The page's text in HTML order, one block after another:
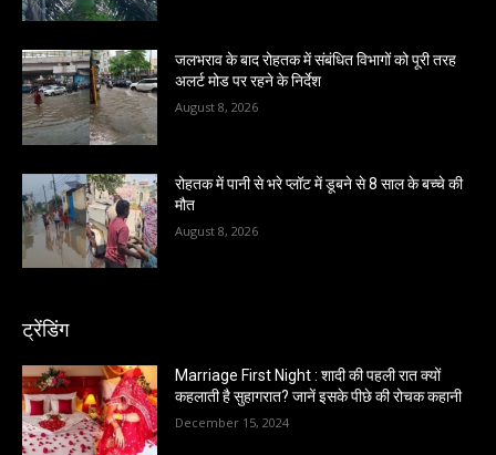
जलभराव के बाद रोहतक में संबंधित विभागों को पूरी तरह
अलर्ट मोड पर रहने के निर्देश
August 8, 2026
रोहतक में पानी से भरे प्लॉट में डूबने से 8 साल के बच्चे की
मौत
August 8, 2026
ट्रेंडिंग
Marriage First Night : शादी की पहली रात क्यों
कहलाती है सुहागरात? जानें इसके पीछे की रोचक कहानी
December 15, 2024